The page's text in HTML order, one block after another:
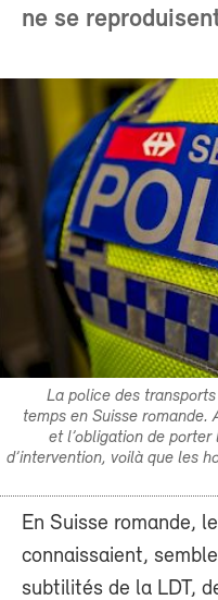
ne se
La police des
temps en Suisse romande.
et l’obligation de
d’intervention, voilà que les
En Suisse romande,
connaissaient,
subtilités de la LDT,